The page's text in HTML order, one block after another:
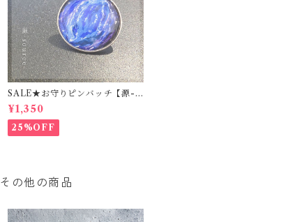
SALE★お守りピンバッチ【源-s
ource-】
¥1,350
25%OFF
その他の商品